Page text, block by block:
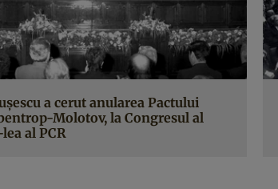
a cerut anularea Pactului
Molotov, la Congresul al
al PCR